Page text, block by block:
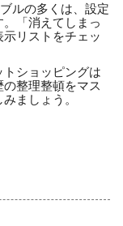
ルの多くは、設定
「消えてしまっ
リストをチェッ
ショッピングは
整理整頓をマス
ましょう。